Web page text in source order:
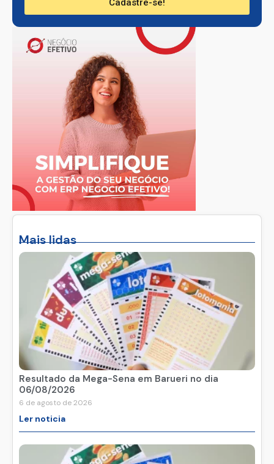
Mais lidas
Resultado da Mega-Sena em Barueri no dia
06/08/2026
6 de agosto de 2026
Ler noticia
Cadastre-se!